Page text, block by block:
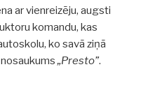
ar vienreizēju, augsti
komandu, kas
ko savā ziņā
„Presto”.